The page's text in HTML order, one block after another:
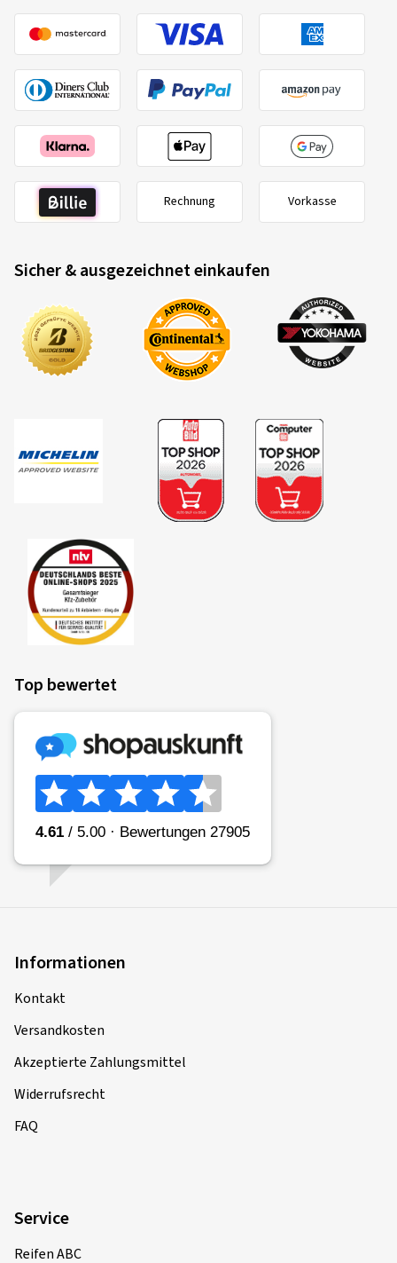
Rechnung Vorkasse
Sicher & ausgezeichnet einkaufen
Top bewertet
Informationen
Kontakt
Versandkosten
Akzeptierte Zahlungsmittel
Widerrufsrecht
FAQ
Service
Reifen ABC